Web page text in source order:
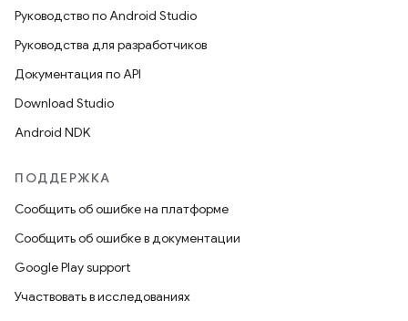
Руководство по Android Studio
Руководства для разработчиков
Документация по API
Download Studio
Android NDK
ПОДДЕРЖКА
Сообщить об ошибке на платформе
Сообщить об ошибке в документации
Google Play support
Участвовать в исследованиях